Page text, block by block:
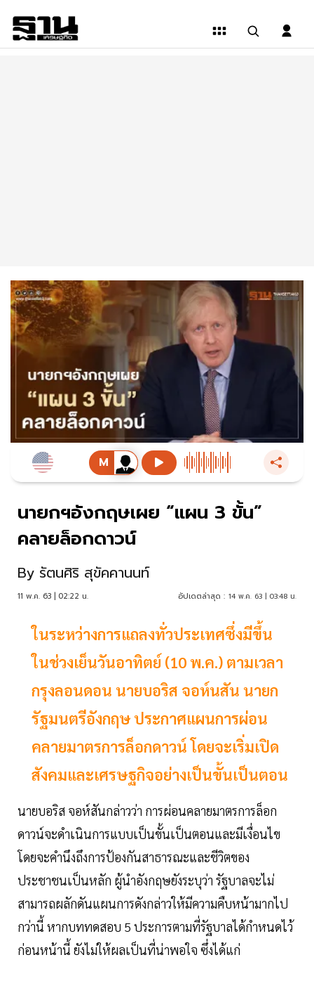
นายกฯอังกฤษเผย “แผน 3 ขั้น”
คลายล็อกดาวน์
By รัตนศิริ สุขัคคานนท์
11 พ.ค. 63 | 02:22 น. อัปเดตล่าสุด : 14 พ.ค. 63 | 03:48 น.
ในระหว่างการแถลงทั่วประเทศซึ่งมีขึ้น
ในช่วงเย็นวันอาทิตย์ (10 พ.ค.) ตามเวลา
กรุงลอนดอน นายบอริส จอห์นสัน นายก
รัฐมนตรีอังกฤษ ประกาศแผนการผ่อน
คลายมาตรการล็อกดาวน์ โดยจะเริ่มเปิด
สังคมและเศรษฐกิจอย่างเป็นขั้นเป็นตอน
นายบอริส จอห์สันกล่าวว่า การผ่อนคลายมาตรการล็อก
ดาวน์จะดำเนินการแบบเป็นขั้นเป็นตอนและมีเงื่อนไข
โดยจะคำนึงถึงการป้องกันสาธารณะและชีวิตของ
ประชาชนเป็นหลัก ผู้นำอังกฤษยังระบุว่า รัฐบาลจะไม่
สามารถผลักดันแผนการดังกล่าวให้มีความคืบหน้ามากไป
กว่านี้ หากบททดสอบ 5 ประการตามที่รัฐบาลได้กำหนดไว้
ก่อนหน้านี้ ยังไม่ให้ผลเป็นที่น่าพอใจ ซึ่งได้แก่